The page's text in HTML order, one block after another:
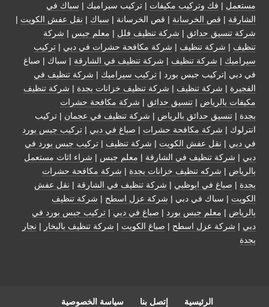
مستعمل | فك وتركيب مكيفات | تركيب سيراميك | سباك في
الشارقة | قص الخرسانة | قص الخرسانة | سباك | نقل عفش الكويت |
شركة تنسيق حدائق | شركة تنظيف فلل | معلم جبس | شركة
تنظيف | شركة تنظيف | شركة مكافحة حشرات في دبي | تركيب
سيراميك | شركة تنظيف | شركة تنظيف في الشارقة | سباك | صباغ
في دبي |تركيب جبس بورد | تركيب سيراميك | شركة تنظيف في
الفجيرة | شركة تنظيف | شركة تنظيف خزانات بجدة | شركة تنظيف
مكيفات بالرياض | تنسيق حدائق | شركة مكافحة حشرات
بجدة | تنسيق حدائق بالرياض | شركة تنظيف في عجمان | تركيب
انترلوك | شركة مكافحة حشرات | صباغ في دبي | تركيب جبس بورد
في دبي | نقل عفش الكويت | شركة تنظيف | تركيب جبس بورد في
دبي | شركة تنظيف في الشارقة | معلم جبس | شراء اثاث مستعمل
بالرياض | شركه تنظيف خزانات بجدة | شركة مكافحة حشرات
بجدة | صباغ في ابوظبي | شركة تنظيف في الشارقة | نقل عفش
الكويت | سباك في دبي | شركة عزل اسطح | شركة تنظيف
بالرياض | معلم جبس بورد | صباغ في دبي | تركيب جبس بورد في
دبي | شركة عزل اسطح | صباغ الكويت | شركة تنظيف بالبخار | نجار
بجدة
الرئيسية إتصل بنا سياسة الخصوصية